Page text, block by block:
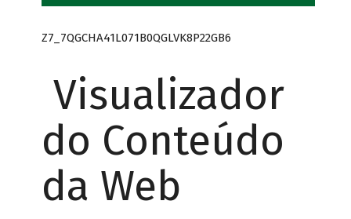
Z7_7QGCHA41L071B0QGLVK8P22GB6
Visualizador
do Conteúdo
da Web